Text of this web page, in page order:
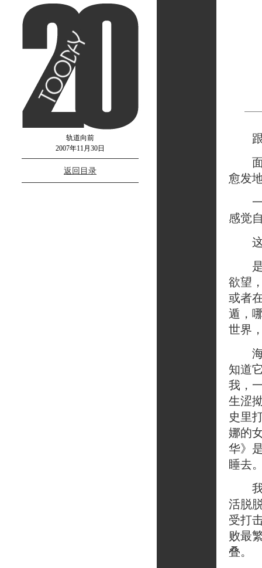
轨道向前
2007年11月30日
返回目录
跟
面
愈发
一
感觉
这
是
欲望
或者
遁，
世界
海
知道
我，
生涩
史里
娜的
华》
睡去
我
活脱
受打
败最
叠。